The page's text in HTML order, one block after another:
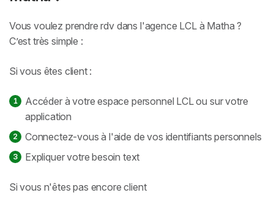
Vous voulez prendre rdv dans l'agence LCL à Matha ?
C’est très simple :
Si vous êtes client :
Accéder à votre espace personnel LCL ou sur votre
application
Connectez-vous à l'aide de vos identifiants personnels
Expliquer votre besoin text
Si vous n'êtes pas encore client